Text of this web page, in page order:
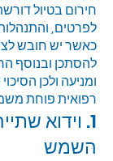
חירום בטיול
לפרטים,
כאשר יש חובש
להסתכן ובנוסף
ומניעה ולכן
רפואית פוחת
1. וידוא
השמש